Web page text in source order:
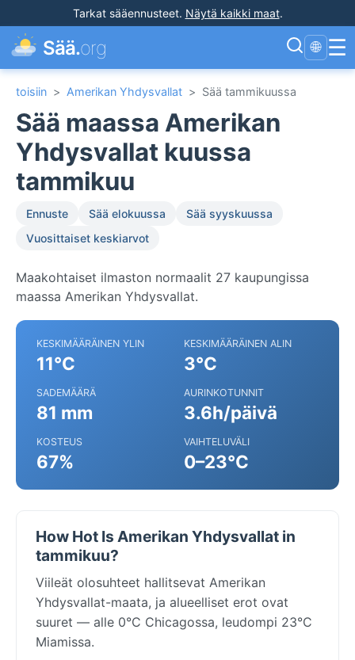
Tarkat sääennusteet. Näytä kaikki maat.
Sää.org 🌐 ☰
toisiin > Amerikan Yhdysvallat > Sää tammikuussa
Sää maassa Amerikan
Yhdysvallat kuussa
tammikuu
Ennuste Sää elokuussa
Sää syyskuussa
Vuosittaiset keskiarvot
Maakohtaiset ilmaston normaalit 27 kaupungissa
maassa Amerikan Yhdysvallat.
KESKIMÄÄRÄINEN YLIN
11°C
KESKIMÄÄRÄINEN ALIN
3°C
SADEMÄÄRÄ
81 mm
AURINKOTUNNIT
3.6h/päivä
KOSTEUS
67%
VAIHTELUVÄLI
0–23°C
How Hot Is Amerikan Yhdysvallat in
tammikuu?
Viileät olosuhteet hallitsevat Amerikan
Yhdysvallat-maata, ja alueelliset erot ovat
suuret — alle 0°C Chicagossa, leudompi 23°C
Miamissa.